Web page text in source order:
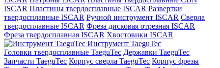
ISCAR Пластины твердосплавные ISCAR Развертки
твердосплавные ISCAR Ручной инструмент ISCAR Сверла
твердосплавные ISCAR Фреза дисковая отрезная ISCAR
Фреза твердосплавная ISCAR Хвостовики ISCAR
Инструмент TaeguTec
Головки твердосплавные TaeguTec Державки TaeguTec
Запчасти TaeguTec Корпус сверла TaeguTec Корпус фрезы